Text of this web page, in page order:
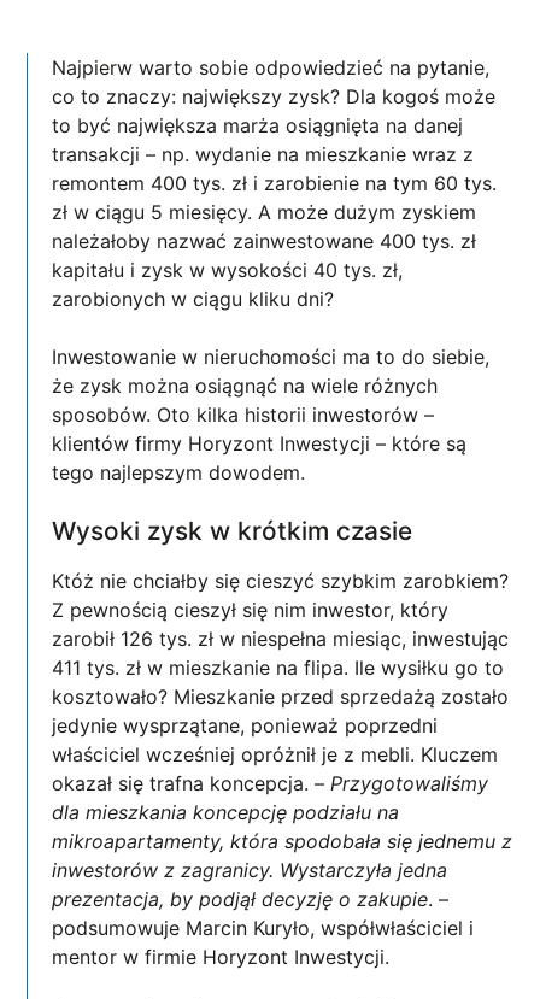
Najpierw warto sobie odpowiedzieć na pytanie,
co to znaczy: największy zysk? Dla kogoś może
to być największa marża osiągnięta na danej
transakcji – np. wydanie na mieszkanie wraz z
remontem 400 tys. zł i zarobienie na tym 60 tys.
zł w ciągu 5 miesięcy. A może dużym zyskiem
należałoby nazwać zainwestowane 400 tys. zł
kapitału i zysk w wysokości 40 tys. zł,
zarobionych w ciągu kliku dni?
Inwestowanie w nieruchomości ma to do siebie,
że zysk można osiągnąć na wiele różnych
sposobów. Oto kilka historii inwestorów –
klientów firmy Horyzont Inwestycji – które są
tego najlepszym dowodem.
Wysoki zysk w krótkim czasie
Któż nie chciałby się cieszyć szybkim zarobkiem?
Z pewnością cieszył się nim inwestor, który
zarobił 126 tys. zł w niespełna miesiąc, inwestując
411 tys. zł w mieszkanie na flipa. Ile wysiłku go to
kosztowało? Mieszkanie przed sprzedażą zostało
jedynie wysprzątane, ponieważ poprzedni
właściciel wcześniej opróżnił je z mebli. Kluczem
okazał się trafna koncepcja. –Przygotowaliśmy
dla mieszkania koncepcję podziału na
mikroapartamenty, która spodobała się jednemu z
inwestorów z zagranicy. Wystarczyła jedna
prezentacja, by podjął decyzję o zakupie. –
podsumowuje Marcin Kuryło, współwłaściciel i
mentor w firmie Horyzont Inwestycji.